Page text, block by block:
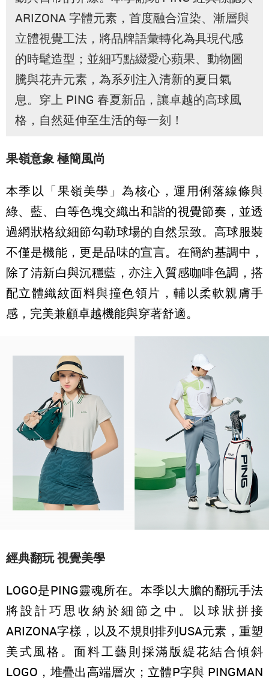
ARIZONA 字體元素，首度融合渲染、漸層與
立體視覺工法，將品牌語彙轉化為具現代感
的時髦造型；並細巧點綴愛心蘋果、動物圖
騰與花卉元素，為系列注入清新的夏日氣
息。穿上 PING 春夏新品，讓卓越的高球風
格，自然延伸至生活的每一刻！
果嶺意象 極簡風尚
本季以「果嶺美學」為核心，運用俐落線條與
綠、藍、白等色塊交織出和諧的視覺節奏，並透
過網狀格紋細節勾勒球場的自然景致。高球服裝
不僅是機能，更是品味的宣言。在簡約基調中，
除了清新白與沉穩藍，亦注入質感咖啡色調，搭
配立體織紋面料與撞色領片，輔以柔軟親膚手
感，完美兼顧卓越機能與穿著舒適。
經典翻玩 視覺美學
LOGO是PING靈魂所在。本季以大膽的翻玩手法
將設計巧思收納於細節之中。以球狀拼接
ARIZONA字樣，以及不規則排列USA元素，重塑
美式風格。面料工藝則採滿版緹花結合傾斜
LOGO，堆疊出高端層次；立體P字與 PINGMAN